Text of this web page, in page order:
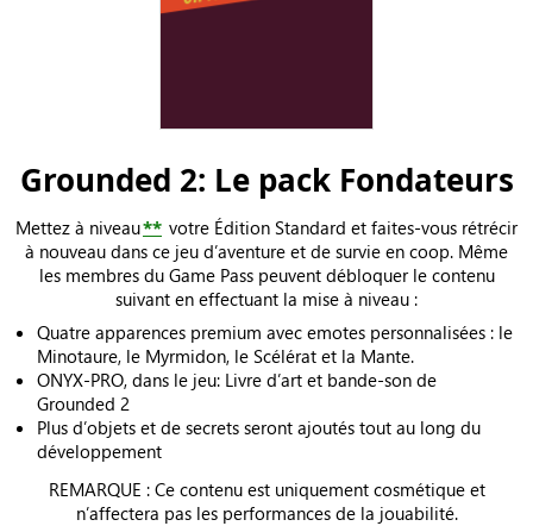
Grounded 2: Le pack Fondateurs
Mettez à niveau** votre Édition Standard et faites-vous rétrécir
à nouveau dans ce jeu d’aventure et de survie en coop. Même
les membres du Game Pass peuvent débloquer le contenu
suivant en effectuant la mise à niveau :
Quatre apparences premium avec emotes personnalisées : le
Minotaure, le Myrmidon, le Scélérat et la Mante.
ONYX-PRO, dans le jeu: Livre d’art et bande-son de
Grounded 2
Plus d’objets et de secrets seront ajoutés tout au long du
développement
REMARQUE : Ce contenu est uniquement cosmétique et
n’affectera pas les performances de la jouabilité.